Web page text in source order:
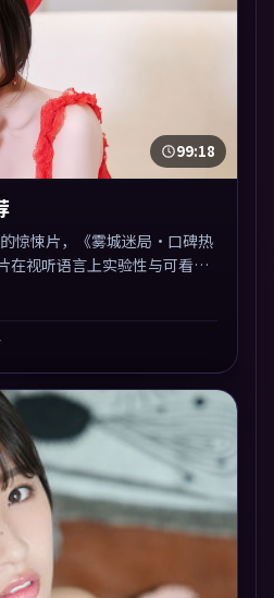
99:18
惊悚片，《雾城迷局·口碑热
在视听语言上实验性与可看性
后劲十足。美术与服化还原